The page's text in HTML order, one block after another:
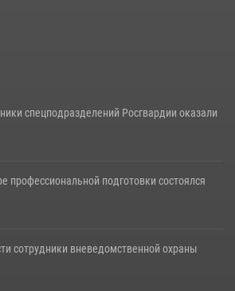
спецподразделений Росгвардии оказали
профессиональной подготовки состоялся
сотрудники вневедомственной охраны